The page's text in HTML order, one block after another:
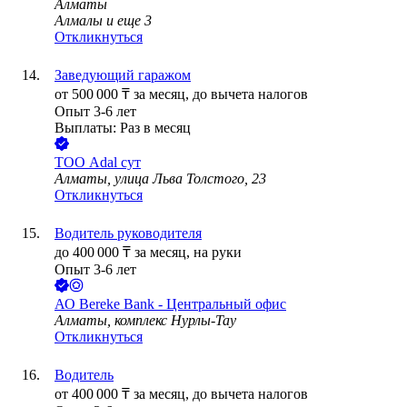
Алматы
Алмалы и еще 3
Откликнуться
Заведующий гаражом
от 500 000 ₸ за месяц, до вычета налогов
Опыт 3-6 лет
Выплаты: Раз в месяц
ТОО Adal сут
Алматы, улица Льва Толстого, 23
Откликнуться
Водитель руководителя
до 400 000 ₸ за месяц, на руки
Опыт 3-6 лет
АО Bereke Bank - Центральный офис
Алматы, комплекс Нурлы-Тау
Откликнуться
Водитель
от 400 000 ₸ за месяц, до вычета налогов